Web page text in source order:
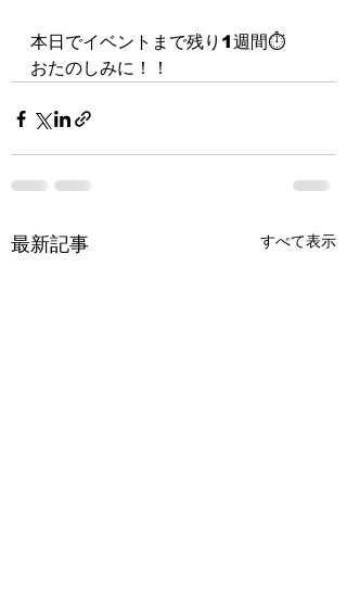
本日でイベントまで残り1週間⏱
おたのしみに！！
最新記事 すべて表示